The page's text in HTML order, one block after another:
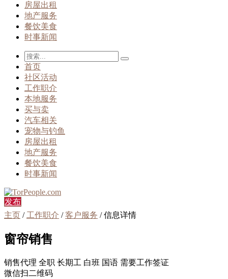
房屋出租
地产服务
餐饮美食
时事新闻
首页
社区活动
工作职介
本地服务
买与卖
汽车相关
宠物与钓鱼
房屋出租
地产服务
餐饮美食
时事新闻
发布
主页 /工作职介 /客户服务 / 信息详情
窗帘销售
销售代理 全职 长期工 白班 国语 需要工作签证
微信扫二维码